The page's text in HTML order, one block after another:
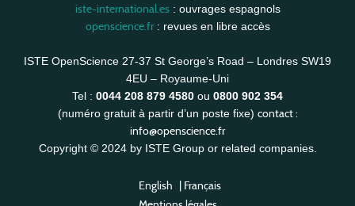
iste-international.es: ouvrages espagnols
openscience.fr: revues en libre accès
ISTE OpenScience 27-37 St George’s Road – Londres SW19
4EU – Royaume-Uni
Tel : 0044 208 879 4580 ou 0800 902 354
(numéro gratuit à partir d’un poste fixe) contact :
info@openscience.fr
Copyright © 2024 by ISTE Group or related companies.
English | Français